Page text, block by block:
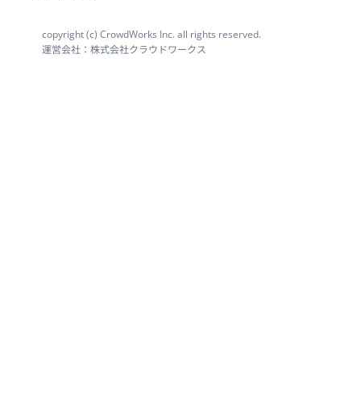
copyright (c) CrowdWorks Inc. all rights reserved.
運営会社：株式会社クラウドワークス